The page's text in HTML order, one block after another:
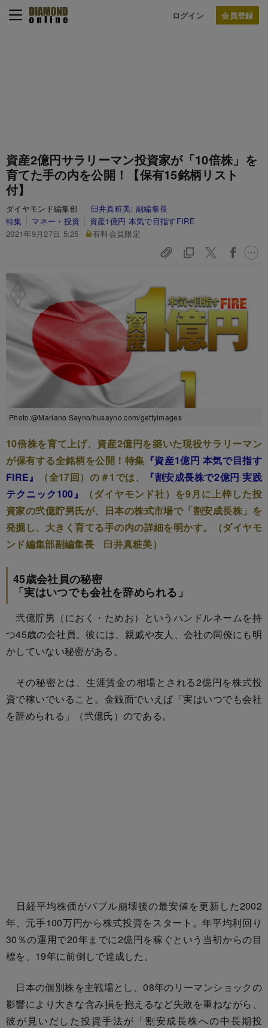
ログイン
資産2億円サラリーマン投資家が「10倍株」を
育てた手の内を公開！【保有15銘柄リスト
付】
ダイヤモンド編集部 臼井真粧美:副編集長
特集
マネー・投資
資産1億円 本気で目指すFIRE
2021年9月27日 5:25
有料会員限定
Photo:@Mariano Sayno/husayno.com/gettyimages
10倍株を育て上げ、資産2億円を築いた現役サラリーマン
が保有する全銘柄を公開！特集 『資産1億円 本気で目指す
FIRE』
（全17回）の＃1では、
『割安成長株で2億円 実践
テクニック100』
（ダイヤモンド社）を9月に上梓した投
資家の弐億貯男氏が、日本の株式市場で「割安成長株」を
発掘し、大きく育てる手の内の詳細を明かす。（ダイヤモ
ンド編集部副編集長 臼井真粧美）
45歳会社員の秘密
「実はいつでも会社を辞められる」
弐億貯男（におく・ためお）というハンドルネームを持
つ45歳の会社員。彼には、親戚や友人、会社の同僚にも明
かしていない秘密がある。
その秘密とは、生涯賃金の相場とされる2億円を株式投
資で稼いでいること。金銭面でいえば「実はいつでも会社
を辞められる」（弐億氏）のである。
日経平均株価がバブル崩壊後の最安値を更新した2002
年、元手100万円から株式投資をスタート。年平均利回り
30％の運用で20年までに2億円を稼ぐという当初からの目
標を、19年に前倒しで達成した。
日本の個別株を主戦場とし、08年のリーマンショックの
影響により大きな含み損を抱えるなど失敗を重ねながら、
彼が見いだした投資手法が「割安成長株への中長期投